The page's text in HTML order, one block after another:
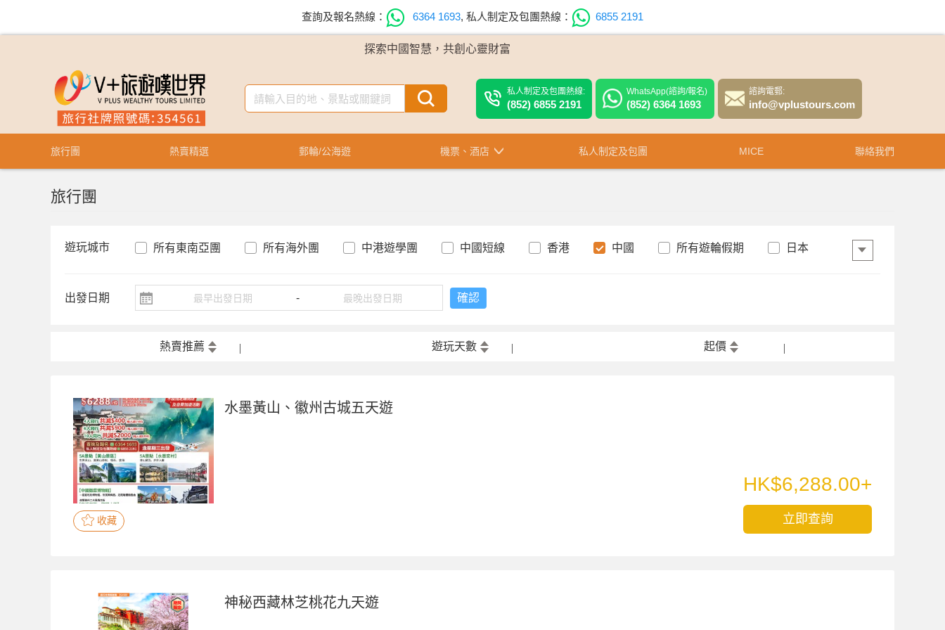
查詢及報名熱線： 6364 1693, 私人制定及包團熱線： 6855 2191
探索中國智慧，共創心靈財富
私人制定及包團熱線:
(852) 6855 2191
WhatsApp(諮詢/報名)
(852) 6364 1693
諮詢電郵:
info@vplustours.com
旅行團 熱賣精選 郵輪/公海遊 機票、酒店 私人制定及包團 MICE 聯絡我們
旅行團
遊玩城市 所有東南亞團 所有海外團 中港遊學團 中國短線 香港 中國 所有遊輪假期 日本
出發日期 - 確認
熱賣推薦 遊玩天數 起價
收藏
水墨黃山、徽州古城五天遊
HK$6,288.00+
立即查詢
神秘西藏林芝桃花九天遊